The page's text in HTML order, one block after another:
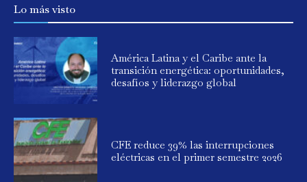
Lo más visto
América Latina y el Caribe ante la
transición energética: oportunidades,
desafíos y liderazgo global
CFE reduce 39% las interrupciones
eléctricas en el primer semestre 2026